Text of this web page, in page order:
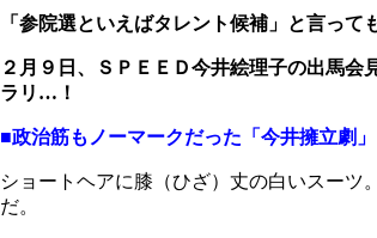
「参院選といえばタレント候補」と言っ
２月９日、ＳＰＥＥＤ今井絵理子の出馬
ラリ…！
■政治筋もノーマークだった「今井擁立劇」
ショートヘアに膝（ひざ）丈の白いスー
だ。